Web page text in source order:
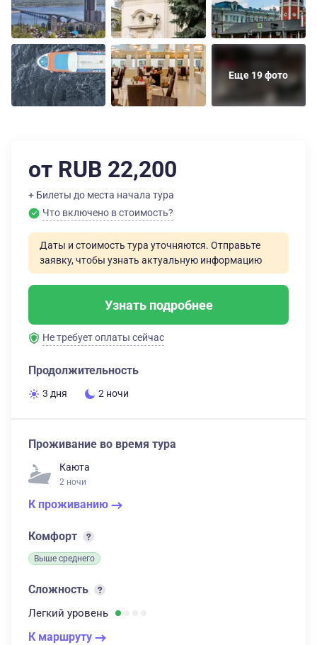
Еще 19 фото
от RUB 22,200
+ Билеты до места начала тура
Что включено в стоимость?
Даты и стоимость тура уточняются. Отправьте
заявку, чтобы узнать актуальную информацию
Узнать подробнее
Не требует оплаты сейчас
Продолжительность
3 дня 2 ночи
Проживание во время тура
Каюта
2 ночи
К проживанию
Комфорт
Выше среднего
Сложность
Легкий уровень
К маршруту